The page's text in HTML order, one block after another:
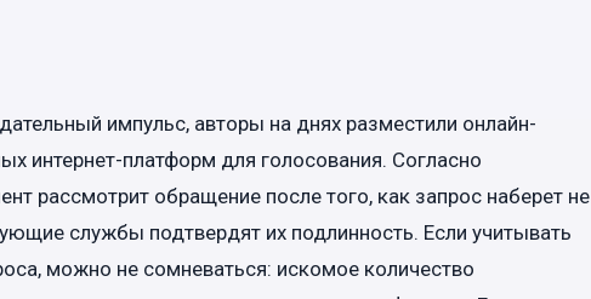
импульс, авторы на днях разместили онлайн-
интернет-платформ для голосования. Согласно
рассмотрит обращение после того, как запрос наберет не
службы подтвердят их подлинность. Если учитывать
можно не сомневаться: искомое количество